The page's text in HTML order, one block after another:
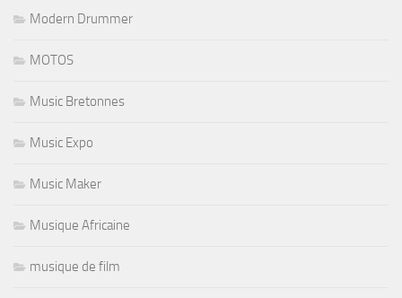
Modern Drummer
MOTOS
Music Bretonnes
Music Expo
Music Maker
Musique Africaine
musique de film